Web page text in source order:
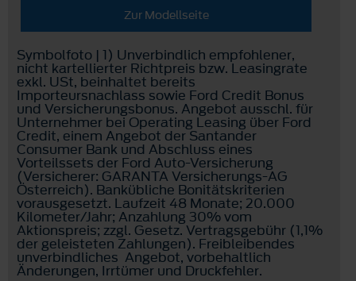
Zur Modellseite
Symbolfoto | 1) Unverbindlich empfohlener,
nicht kartellierter Richtpreis bzw. Leasingrate
exkl. USt, beinhaltet bereits
Importeursnachlass sowie Ford Credit Bonus
und Versicherungsbonus. Angebot ausschl. für
Unternehmer bei Operating Leasing über Ford
Credit, einem Angebot der Santander
Consumer Bank und Abschluss eines
Vorteilssets der Ford Auto-Versicherung
(Versicherer: GARANTA Versicherungs-AG
Österreich). Bankübliche Bonitätskriterien
vorausgesetzt. Laufzeit 48 Monate; 20.000
Kilometer/Jahr; Anzahlung 30% vom
Aktionspreis; zzgl. Gesetz. Vertragsgebühr (1,1%
der geleisteten Zahlungen). Freibleibendes
unverbindliches Angebot, vorbehaltlich
Änderungen, Irrtümer und Druckfehler.